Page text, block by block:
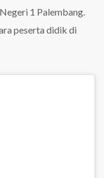
1 Palembang.
peserta didik di